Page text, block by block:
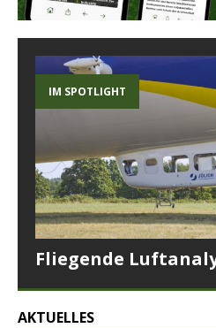
IM SPOTLIGHT
Fliegende
AKTUELLES